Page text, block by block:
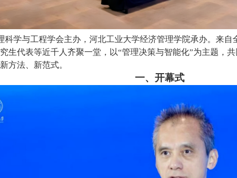
科学与工程学会主办，河北工业大学经济管理学院承办。来自
生代表等近千人齐聚一堂，以“管理决策与智能化”为主题，
方法、新范式。
一、 开幕式